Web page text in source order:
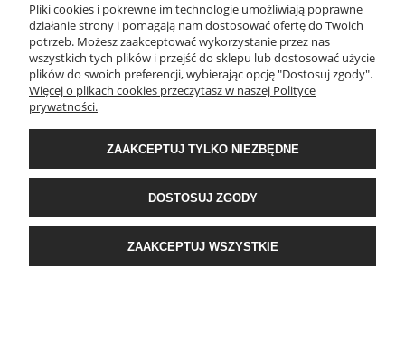
INFORMACJE
PŁATNOŚCI I DOSTAWA
O NAS
POPULARNE KATEGORIE
Krakowska 201, 34-124 Klecza Dolna, woj. małopolskie | e-mail:
ekomax.pl| telefon:507 086 377
Pliki cookies i pokrewne im technologie umożliwiają poprawne
działanie strony i pomagają nam dostosować ofertę do Twoich
potrzeb. Możesz zaakceptować wykorzystanie przez nas
wszystkich tych plików i przejść do sklepu lub dostosować użycie
plików do swoich preferencji, wybierając opcję "Dostosuj zgody".
Więcej o plikach cookies przeczytasz w naszej Polityce
prywatności.
ZAAKCEPTUJ TYLKO NIEZBĘDNE
DOSTOSUJ ZGODY
ZAAKCEPTUJ WSZYSTKIE